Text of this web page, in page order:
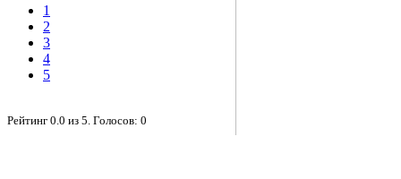
1
2
3
4
5
Рейтинг 0.0 из 5 . Голосов: 0